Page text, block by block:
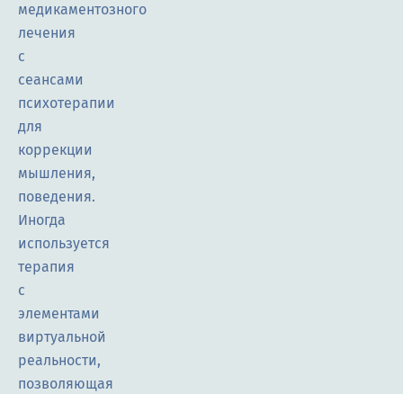
медикаментозного
лечения
с
сеансами
психотерапии
для
коррекции
мышления,
поведения.
Иногда
используется
терапия
с
элементами
виртуальной
реальности,
позволяющая